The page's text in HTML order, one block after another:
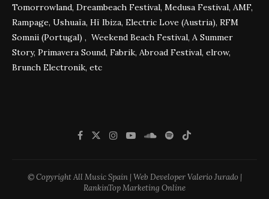
Tomorrowland, Dreambeach Festival, Medusa Festival, AMF,
Rampage, Ushuaïa, Hï Ibiza, Electric Love (Austria), RFM
Somnii (Portugal) , Weekend Beach Festival, A Summer
Story, Primavera Sound, Fabrik, Abroad Festival, elrow,
Brunch Electronik, etc
© Copyright All Music Spain | Web Developer Valerio Jurado |
RankinTop Marketing Online